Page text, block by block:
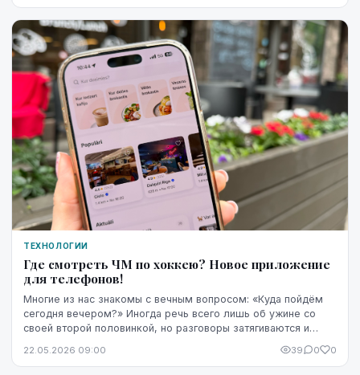
ТЕХНОЛОГИИ
Где смотреть ЧМ по хоккею? Новое приложение
для телефонов!
Многие из нас знакомы с вечным вопросом: «Куда пойдём
сегодня вечером?» Иногда речь всего лишь об ужине со
своей второй половинкой, но разговоры затягиваются и
22.05.2026 09:00 39 0 0